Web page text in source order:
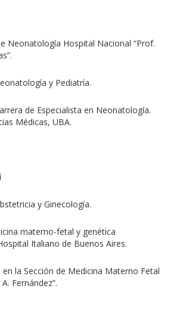
Neonatología Hospital Nacional “Prof.
y Pediatría.
de Especialista en Neonatología.
Médicas, UBA.
y Ginecología.
materno-fetal y genética
Italiano de Buenos Aires.
la Sección de Medicina Materno Fetal
Fernández”.